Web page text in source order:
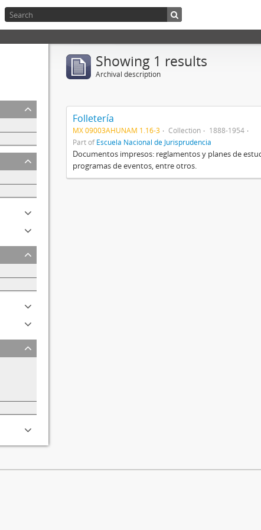
1
Showing 1 results
Archival description
Folletería
MX 09003AHUNAM 1.16-3 Collection
1888-1954
Part ofEscuela Nacional de Jurisprudencia
Documentos impresos: reglamentos y planes de
programas de eventos, entre otros.